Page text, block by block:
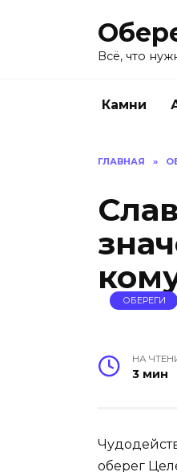
Всё, что
Камни
ГЛАВНАЯ »
ОБЕРЕГИ
НА
3 мин
оберег